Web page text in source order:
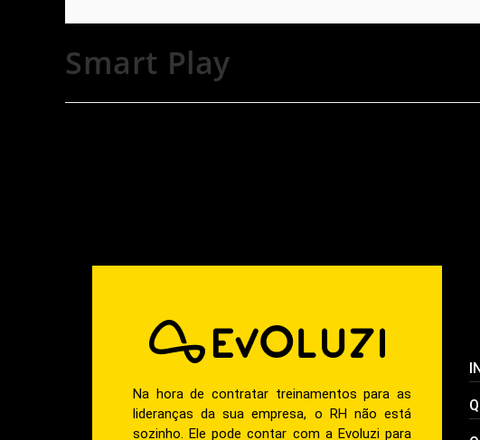
Smart Play
Na hora de contratar treinamentos para as
lideranças da sua empresa, o RH não está
sozinho. Ele pode contar com a Evoluzi para